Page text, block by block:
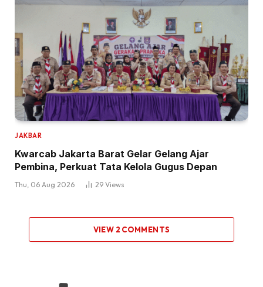
JAKBAR
Kwarcab Jakarta Barat Gelar Gelang Ajar
Pembina, Perkuat Tata Kelola Gugus Depan
Thu, 06 Aug 2026 29 Views
VIEW 2 COMMENTS